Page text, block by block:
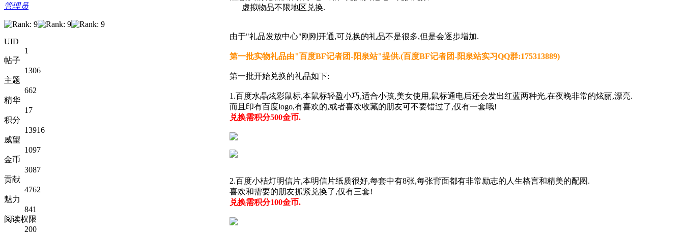
管理员
UID
1
帖子
1306
主题
662
精华
17
积分
13916
威望
1097
金币
3087
贡献
4762
魅力
841
阅读权限
200
虚拟物品不限地区兑换.
由于"礼品发放中心"刚刚开通,可兑换的礼品不是很多,但是会逐步增加.
第一批实物礼品由"百度BF记者团-阳泉站"提供.(百度BF记者团-阳泉站实习QQ群:175313889)
第一批开始兑换的礼品如下:
1.百度水晶炫彩鼠标,本鼠标轻盈小巧,适合小孩,美女使用,鼠标通电后还会发出红蓝两种光,在夜晚非常的炫丽,漂亮.
而且印有百度logo,有喜欢的,或者喜欢收藏的朋友可不要错过了,仅有一套哦!
兑换需积分500金币.
2.百度小桔灯明信片,本明信片纸质很好,每套中有8张,每张背面都有非常励志的人生格言和精美的配图.
喜欢和需要的朋友抓紧兑换了,仅有三套!
兑换需积分100金币.